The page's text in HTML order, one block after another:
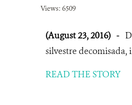
Views: 6509
(August 23, 2016) -
silvestre decomisada,
READ THE STORY